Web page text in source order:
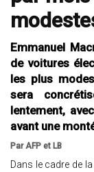
Emmanuel
de voitures
les plus
sera
lentement,
avant une
Par AFP et LB
Dans le cadre de